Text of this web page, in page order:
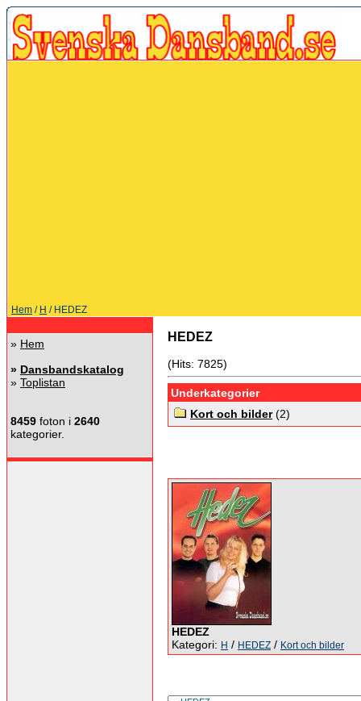
Hem / H / HEDEZ
» Hem
» Dansbandskatalog
» Toplistan
8459 foton i 2640
kategorier.
HEDEZ
(Hits: 7825)
Underkategorier
Kort och bilder(2)
HEDEZ
Kategori: H / HEDEZ / Kort och bilder